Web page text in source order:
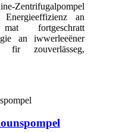
Energieeffizienz an
fortgeschratt
an iwwerleeëner
fir zouverlässeg,